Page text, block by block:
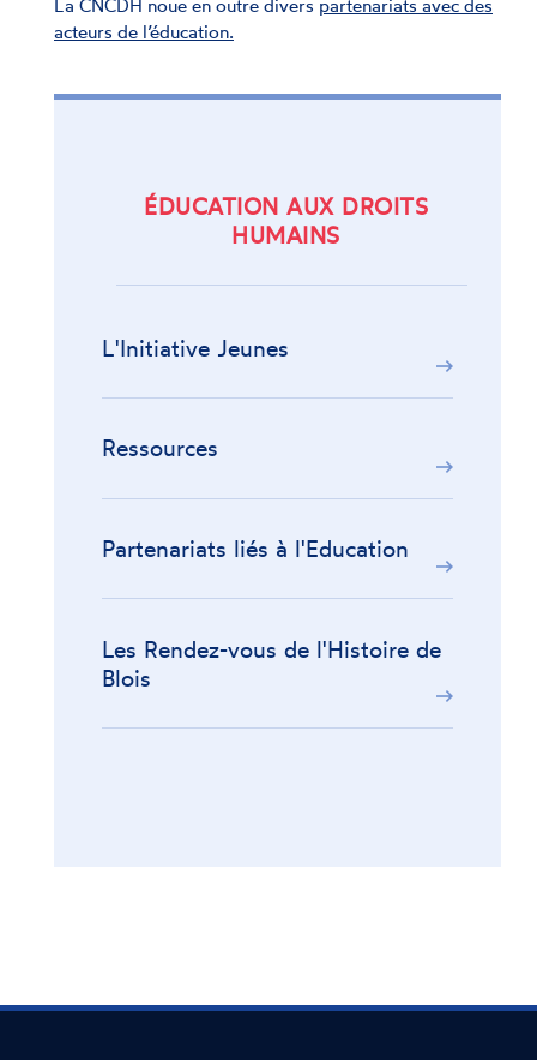
La CNCDH noue en outre divers partenariats avec des
acteurs de l’éducation.
ÉDUCATION AUX DROITS
HUMAINS
L'Initiative Jeunes
Ressources
Partenariats liés à l'Education
Les Rendez-vous de l'Histoire de
Blois